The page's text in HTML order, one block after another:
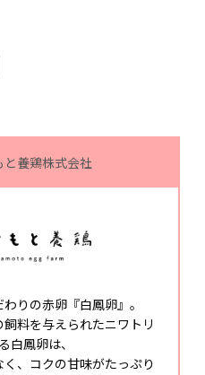
と養鶏株式会社
りの赤卵『白鳳卵』。
料を与えられたニワトリ
白鳳卵は、
、コクの甘味がたっぷり